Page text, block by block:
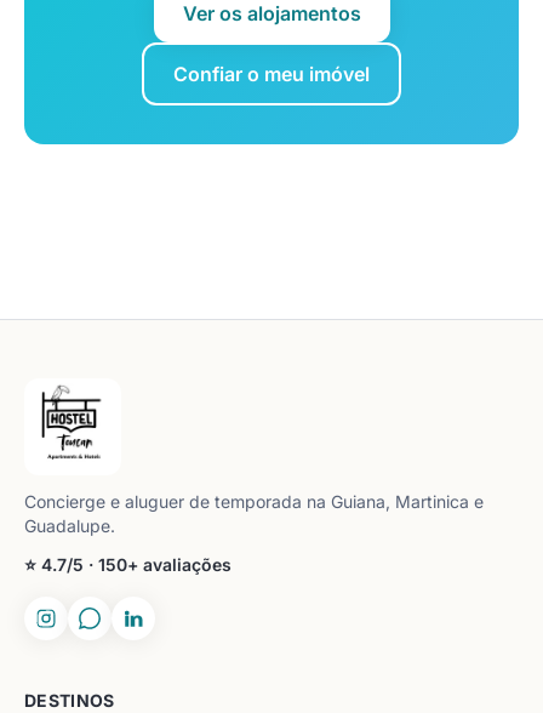
Ver os alojamentos
Confiar o meu imóvel
Concierge e aluguer de temporada na Guiana, Martinica e
Guadalupe.
⭐ 4.7/5 · 150+ avaliações
DESTINOS